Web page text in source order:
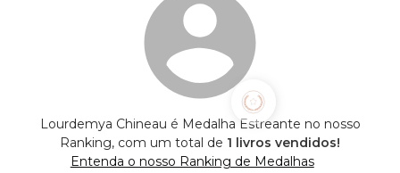
Lourdemya Chineau é Medalha Estreante no nosso
Ranking, com um total de 1 livros vendidos!
Entenda o nosso Ranking de Medalhas